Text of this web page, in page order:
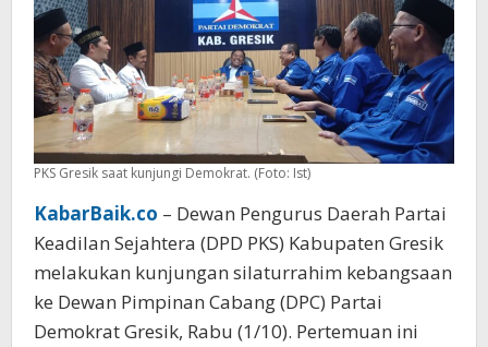
PKS Gresik saat kunjungi Demokrat. (Foto: Ist)
KabarBaik.co – Dewan Pengurus Daerah Partai
Keadilan Sejahtera (DPD PKS) Kabupaten Gresik
melakukan kunjungan silaturrahim kebangsaan
ke Dewan Pimpinan Cabang (DPC) Partai
Demokrat Gresik, Rabu (1/10). Pertemuan ini